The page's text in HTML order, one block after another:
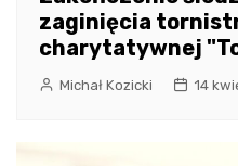
zaginięcia
charytatywnej
Michał Kozicki 14